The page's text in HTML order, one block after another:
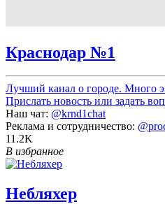
Краснодар №1
Лучший канал о городе. Много
Прислать новость или задать
Наш чат: @krnd1chat
Реклама и сотрудничество:
11.2K
В избранное
Небляхер